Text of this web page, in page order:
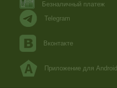
Безналичный платеж
Telegram
Вконтакте
Приложение для Android